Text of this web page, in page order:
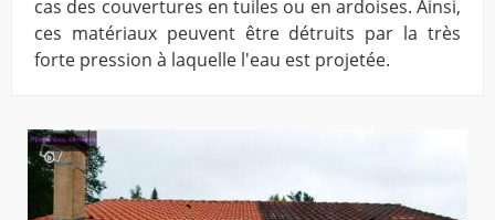
cas des couvertures en tuiles ou en ardoises. Ainsi,
ces matériaux peuvent être détruits par la très
forte pression à laquelle l'eau est projetée.